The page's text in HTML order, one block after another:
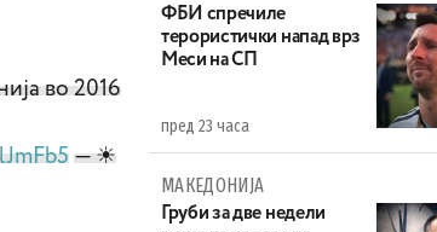
во 2016
— ☀
ФБИ спречиле
терористички напад врз
Меси на СП
пред 23 часа
МАКЕДОНИЈА
Груби за две недели